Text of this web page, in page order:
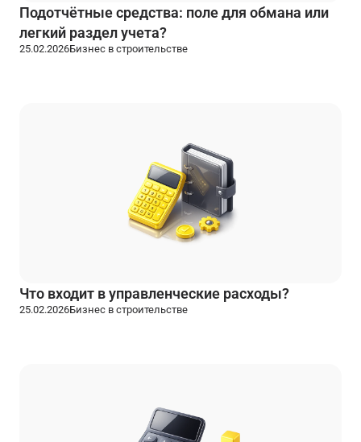
Подотчётные средства: поле для обмана или
легкий раздел учета?
25.02.2026Бизнес в строительстве
Что входит в управленческие расходы?
25.02.2026Бизнес в строительстве